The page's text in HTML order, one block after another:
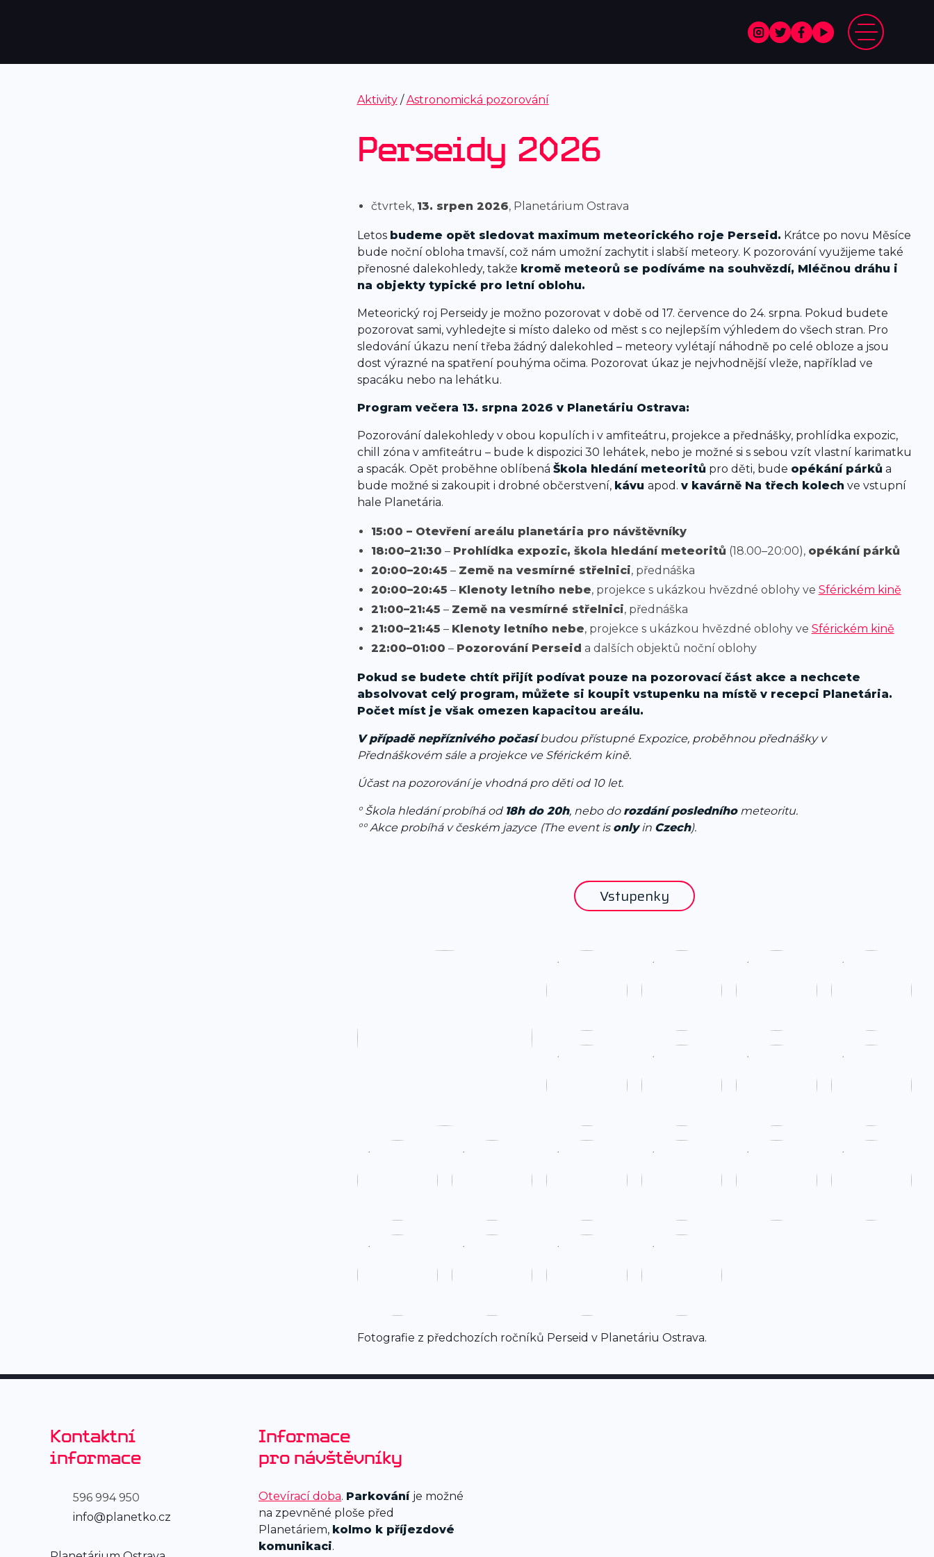
Aktivity/Astronomická pozorování
Perseidy 2026
čtvrtek, 13. srpen 2026, Planetárium Ostrava
Letos budeme opět sledovat maximum meteorického roje Perseid. Krátce po novu Měsíce
bude noční obloha tmavší, což nám umožní zachytit i slabší meteory. K pozorování využijeme také
přenosné dalekohledy, takže kromě meteorů se podíváme na souhvězdí, Mléčnou dráhu i
na objekty typické pro letní oblohu.
Meteorický roj Perseidy je možno pozorovat v době od 17. července do 24. srpna. Pokud budete
pozorovat sami, vyhledejte si místo daleko od měst s co nejlepším výhledem do všech stran. Pro
sledování úkazu není třeba žádný dalekohled – meteory vylétají náhodně po celé obloze a jsou
dost výrazné na spatření pouhýma očima. Pozorovat úkaz je nejvhodnější vleže, například ve
spacáku nebo na lehátku.
Program večera 13. srpna 2026 v Planetáriu Ostrava:
Pozorování dalekohledy v obou kopulích i v amfiteátru, projekce a přednášky, prohlídka expozic,
chill zóna v amfiteátru – bude k dispozici 30 lehátek, nebo je možné si s sebou vzít vlastní karimatku
a spacák. Opět proběhne oblíbená Škola hledání meteoritů pro děti, bude opékání párků a
bude možné si zakoupit i drobné občerstvení, kávu apod. v kavárně Na třech kolech ve vstupní
hale Planetária.
15:00 – Otevření areálu planetária pro návštěvníky
18:00–21:30 – Prohlídka expozic, škola hledání meteoritů (18.00–20:00), opékání párků
20:00–20:45 – Země na vesmírné střelnici, přednáška
20:00–20:45 – Klenoty letního nebe, projekce s ukázkou hvězdné oblohy ve Sférickém kině
21:00–21:45 – Země na vesmírné střelnici, přednáška
21:00–21:45 – Klenoty letního nebe, projekce s ukázkou hvězdné oblohy ve Sférickém kině
22:00–01:00 – Pozorování Perseid a dalších objektů noční oblohy
Pokud se budete chtít přijít podívat pouze na pozorovací část akce a nechcete
absolvovat celý program, můžete si koupit vstupenku na místě v recepci Planetária.
Počet míst je však omezen kapacitou areálu.
V případě nepříznivého počasíbudou přístupné Expozice, proběhnou přednášky v
Přednáškovém sále a projekce ve Sférickém kině.
Účast na pozorování je vhodná pro děti od 10 let.
° Škola hledání probíhá od 18h do 20h, nebo do rozdání posledníhometeoritu.
°° Akce probíhá v českém jazyce (The event is onlyin Czech).
Vstupenky
Fotografie z předchozích ročníků Perseid v Planetáriu Ostrava.
Kontaktní
informace
596 994 950
info@planetko.cz
Informace
pro návštěvníky
Otevírací doba. Parkování je možné
na zpevněné ploše před
Planetáriem, kolmo k příjezdové
komunikaci.